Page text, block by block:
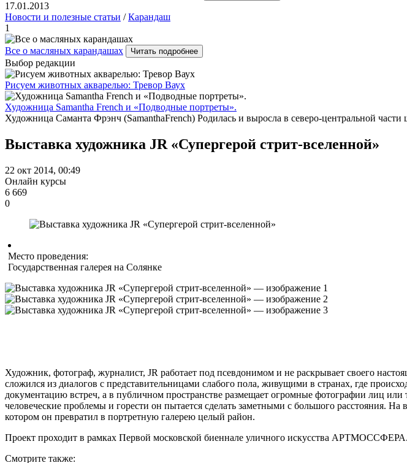
17.01.2013
Новости и полезные статьи /Карандаш
1
Все о масляных карандашах Читать подробнее
Выбор редакции
Рисуем животных акварелью: Тревор Ваух
Художница Samantha French и «Подводные портреты».
Художница Саманта Фрэнч (SamanthaFrench) Родилась и выросла в северо-центральной
Выставка художника JR «Супергерой стрит-вселенной»
22 окт 2014, 00:49
Онлайн курсы
6 669
0
Место проведения:
Государственная галерея на Солянке
Художник, фотограф, журналист, JR работает под псевдонимом и не раскрывает своего
сложился из диалогов с представительницами слабого пола, живущими в странах, где
документацию встреч, а в публичном пространстве размещает огромные фотографии лиц
человеческие проблемы и горести он пытается сделать заметными с большого расстояния.
котором он превратил в портретную галерею целый район.
Проект проходит в рамках Первой московской биеннале уличного искусства АРТМОССФЕРА.
Смотрите также: